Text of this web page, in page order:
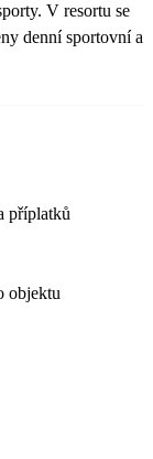
V resortu se
denní sportovní a
příplatků
objektu